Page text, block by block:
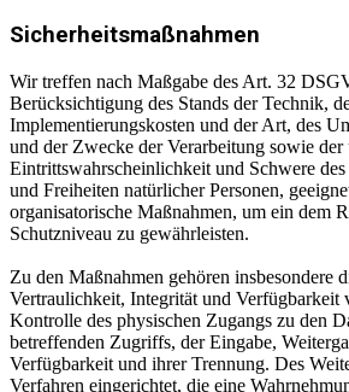
Sicherheitsmaßnahmen
Wir treffen nach Maßgabe des Art. 32
Berücksichtigung des Stands der Technik,
Implementierungskosten und der Art, des
und der Zwecke der Verarbeitung sowie der
Eintrittswahrscheinlichkeit und Schwere
und Freiheiten natürlicher Personen,
organisatorische Maßnahmen, um ein dem
Schutzniveau zu gewährleisten.
Zu den Maßnahmen gehören insbesondere
Vertraulichkeit, Integrität und Verfügbarkeit
Kontrolle des physischen Zugangs zu den
betreffenden Zugriffs, der Eingabe,
Verfügbarkeit und ihrer Trennung. Des
Verfahren eingerichtet, die eine